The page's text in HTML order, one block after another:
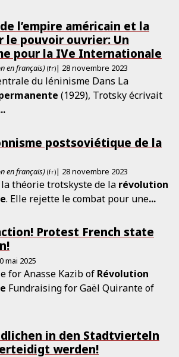
l’empire américain et la
le pouvoir ouvrier: Un
pour la IVe Internationale
en français) (fr)| 28 novembre 2023
du léninisme Dans La
(1929), Trotsky écrivait
postsoviétique de la
en français) (fr)| 28 novembre 2023
théorie trotskyste de la révolution
. Elle rejette le combat pour une...
Protest French state
mai 2025
for Anasse Kazib of Révolution
Fundraising for Gaël Quirante of
in den Stadtvierteln
werden!